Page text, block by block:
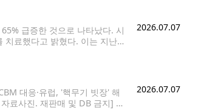
급증한 것으로 나타났다. 시
료했다고 밝혔다. 이는 지난해
2026.07.07
대응·유럽, '핵무기 빗장' 해
료사진. 재판매 및 DB 금지] 냉
2026.07.07